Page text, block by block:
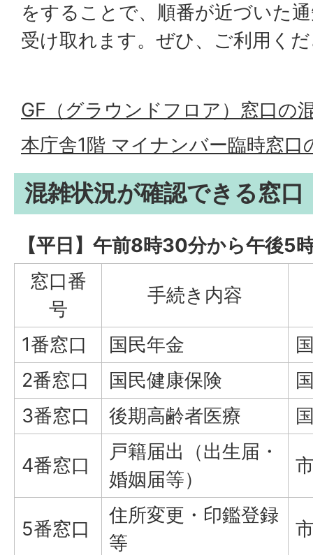
をすることで、順番が近づいた
受け取れます。ぜひ、ご利用く
GF（グラウンドフロア）窓口の
本庁舎1階 マイナンバー臨時窓口
混雑状況が確認できる窓口
【平日】午前8時30分から午後5
窓口番
号
手続き内容
1番窓口 国民年金
2番窓口
国民健康保険
3番窓口
後期高齢者医療
4番窓口
戸籍届出（出生届・
婚姻届等）
5番窓口
住所変更・印鑑登録
等